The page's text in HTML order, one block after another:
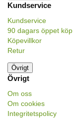
Kundservice
Kundservice
90 dagars öppet köp
Köpevillkor
Retur
Övrigt
Övrigt
Om oss
Om cookies
Integritetspolicy